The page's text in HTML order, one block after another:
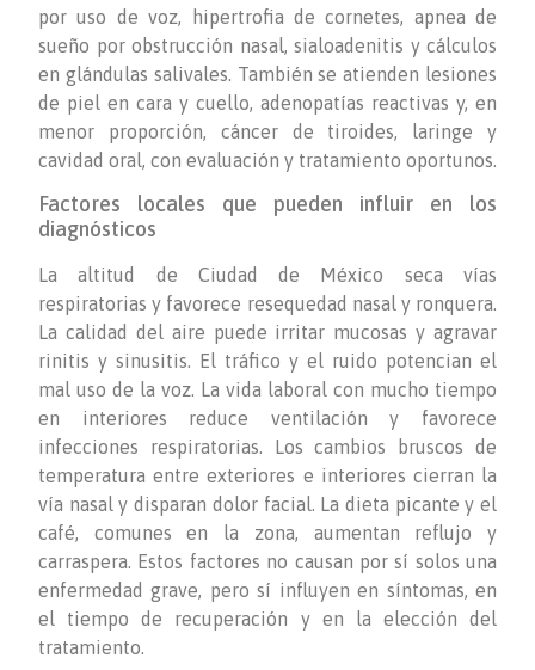
por uso de voz, hipertrofia de cornetes, apnea de
sueño por obstrucción nasal, sialoadenitis y cálculos
en glándulas salivales. También se atienden lesiones
de piel en cara y cuello, adenopatías reactivas y, en
menor proporción, cáncer de tiroides, laringe y
cavidad oral, con evaluación y tratamiento oportunos.
Factores locales que pueden influir en los
diagnósticos
La altitud de Ciudad de México seca vías
respiratorias y favorece resequedad nasal y ronquera.
La calidad del aire puede irritar mucosas y agravar
rinitis y sinusitis. El tráfico y el ruido potencian el
mal uso de la voz. La vida laboral con mucho tiempo
en interiores reduce ventilación y favorece
infecciones respiratorias. Los cambios bruscos de
temperatura entre exteriores e interiores cierran la
vía nasal y disparan dolor facial. La dieta picante y el
café, comunes en la zona, aumentan reflujo y
carraspera. Estos factores no causan por sí solos una
enfermedad grave, pero sí influyen en síntomas, en
el tiempo de recuperación y en la elección del
tratamiento.